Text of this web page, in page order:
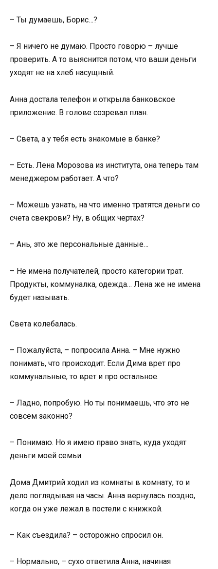
– Ты думаешь, Борис…?
– Я ничего не думаю. Просто говорю – лучше
проверить. А то выяснится потом, что ваши деньги
уходят не на хлеб насущный.
Анна достала телефон и открыла банковское
приложение. В голове созревал план.
– Света, а у тебя есть знакомые в банке?
– Есть. Лена Морозова из института, она теперь там
менеджером работает. А что?
– Можешь узнать, на что именно тратятся деньги со
счета свекрови? Ну, в общих чертах?
– Ань, это же персональные данные…
– Не имена получателей, просто категории трат.
Продукты, коммуналка, одежда… Лена же не имена
будет называть.
Света колебалась.
– Пожалуйста, – попросила Анна. – Мне нужно
понимать, что происходит. Если Дима врет про
коммунальные, то врет и про остальное.
– Ладно, попробую. Но ты понимаешь, что это не
совсем законно?
– Понимаю. Но я имею право знать, куда уходят
деньги моей семьи.
Дома Дмитрий ходил из комнаты в комнату, то и
дело поглядывая на часы. Анна вернулась поздно,
когда он уже лежал в постели с книжкой.
– Как съездила? – осторожно спросил он.
– Нормально, – сухо ответила Анна, начиная